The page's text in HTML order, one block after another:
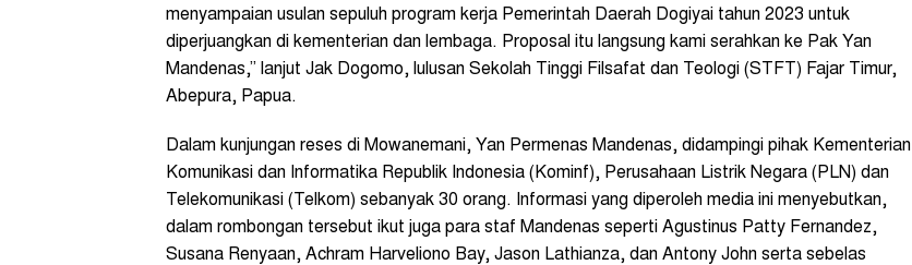
menyampaian usulan sepuluh program kerja Pemerintah Daerah Dogiyai tahun 2023 untuk
diperjuangkan di kementerian dan lembaga. Proposal itu langsung kami serahkan ke Pak Yan
Mandenas,” lanjut Jak Dogomo, lulusan Sekolah Tinggi Filsafat dan Teologi (STFT) Fajar Timur,
Abepura, Papua.
Dalam kunjungan reses di Mowanemani, Yan Permenas Mandenas, didampingi pihak Kementerian
Komunikasi dan Informatika Republik Indonesia (Kominf), Perusahaan Listrik Negara (PLN) dan
Telekomunikasi (Telkom) sebanyak 30 orang. Informasi yang diperoleh media ini menyebutkan,
dalam rombongan tersebut ikut juga para staf Mandenas seperti Agustinus Patty Fernandez,
Susana Renyaan, Achram Harveliono Bay, Jason Lathianza, dan Antony John serta sebelas